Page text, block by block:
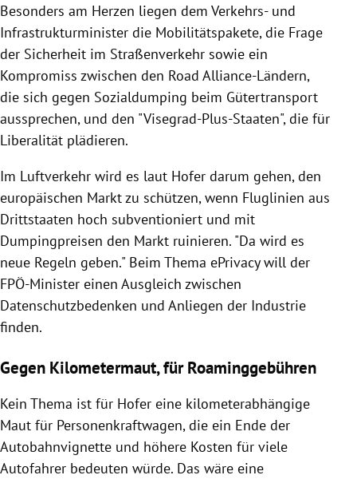
Besonders am Herzen liegen dem Verkehrs- und
Infrastrukturminister die Mobilitätspakete, die Frage
der Sicherheit im Straßenverkehr sowie ein
Kompromiss zwischen den Road Alliance-Ländern,
die sich gegen Sozialdumping beim Gütertransport
aussprechen, und den "Visegrad-Plus-Staaten", die für
Liberalität plädieren.
Im Luftverkehr wird es laut Hofer darum gehen, den
europäischen Markt zu schützen, wenn Fluglinien aus
Drittstaaten hoch subventioniert und mit
Dumpingpreisen den Markt ruinieren. "Da wird es
neue Regeln geben." Beim Thema ePrivacy will der
FPÖ-Minister einen Ausgleich zwischen
Datenschutzbedenken und Anliegen der Industrie
finden.
Gegen Kilometermaut, für Roaminggebühren
Kein Thema ist für Hofer eine kilometerabhängige
Maut für Personenkraftwagen, die ein Ende der
Autobahnvignette und höhere Kosten für viele
Autofahrer bedeuten würde. Das wäre eine